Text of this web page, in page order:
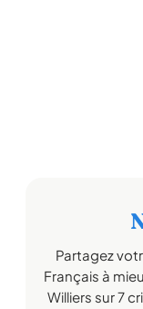
Partagez
Français à
Williers sur 7